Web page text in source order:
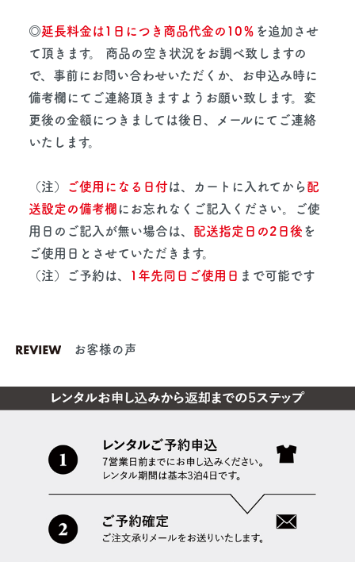
◎延長料金は1日につき商品代金の10％ を追加させ
て頂きます。 商品の空き状況をお調べ致しますの
で、事前にお問い合わせいただくか、お申込み時に
備考欄にてご連絡頂きますようお願い致します。変
更後の金額につきましては後日、メールにてご連絡
いたします。
（注） ご使用になる日付は、カートに入れてから配
送設定の備考欄 にお忘れなくご記入ください。ご使
用日のご記入が無い場合は、 配送指定日の2日後 を
ご使用日とさせていただきます。
（注）ご予約は、
1年先同日ご使用日 まで可能です
お客様の声